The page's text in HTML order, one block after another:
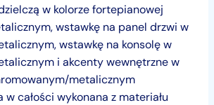
w kolorze fortepianowej
wstawkę na panel drzwi w
wstawkę na konsolę w
i akcenty wewnętrzne w
metalicznym
w całości wykonana z materiału